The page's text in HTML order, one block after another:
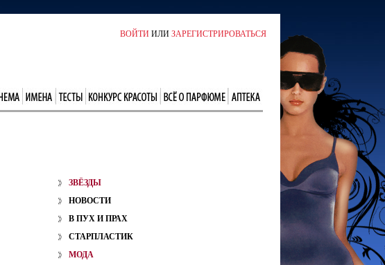
ВОЙТИИЛИЗАРЕГИСТРИРОВАТЬСЯ
ЗВЁЗДЫ
НОВОСТИ
В ПУХ И ПРАХ
СТАРПЛАСТИК
МОДА